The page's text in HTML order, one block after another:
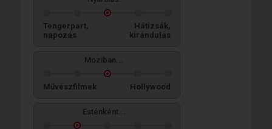
Tengerpart,
napozás
Hátizsák,
kirándulás
Moziban...
Művészfilmek Hollywood
Esténként...